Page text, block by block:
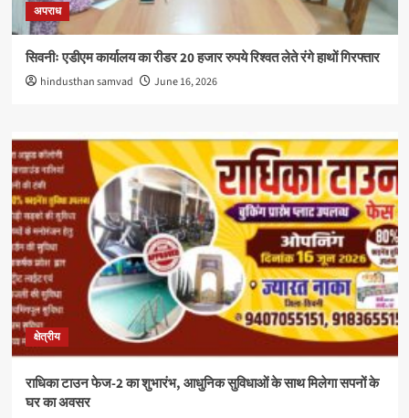
अपराध
सिवनीः एडीएम कार्यालय का रीडर 20 हजार रुपये रिश्वत लेते रंगे हाथों गिरफ्तार
hindusthan samvad June 16, 2026
क्षेत्रीय
राधिका टाउन फेज-2 का शुभारंभ, आधुनिक सुविधाओं के साथ मिलेगा सपनों के
घर का अवसर